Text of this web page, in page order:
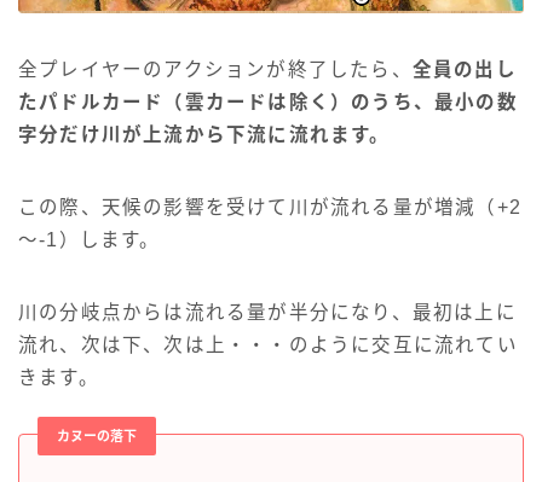
全プレイヤーのアクションが終了したら、 全員の出し
たパドルカード（雲カードは除く）のうち、最小の数
字分だけ川が上流から下流に流れます。
この際、天候の影響を受けて川が流れる量が増減（+2
～-1）します。
川の分岐点からは流れる量が半分になり、最初は上に
流れ、次は下、次は上・・・のように交互に流れてい
きます。
カヌーの落下